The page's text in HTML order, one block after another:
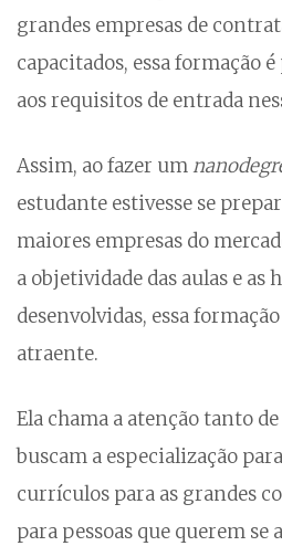
grandes empresas de
capacitados, essa formação
aos requisitos de entrada
Assim, ao fazer um
estudante estivesse se
maiores empresas do
a objetividade das aulas e as
desenvolvidas, essa
atraente.
Ela chama a atenção tanto
buscam a especialização
currículos para as grandes
para pessoas que querem